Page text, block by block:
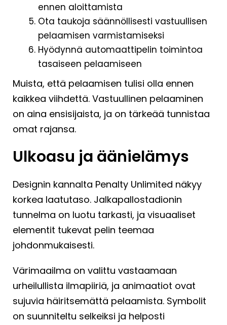
ennen aloittamista
Ota taukoja säännöllisesti vastuullisen
pelaamisen varmistamiseksi
Hyödynnä automaattipelin toimintoa
tasaiseen pelaamiseen
Muista, että pelaamisen tulisi olla ennen
kaikkea viihdettä. Vastuullinen pelaaminen
on aina ensisijaista, ja on tärkeää tunnistaa
omat rajansa.
Ulkoasu ja äänielämys
Designin kannalta Penalty Unlimited näkyy
korkea laatutaso. Jalkapallostadionin
tunnelma on luotu tarkasti, ja visuaaliset
elementit tukevat pelin teemaa
johdonmukaisesti.
Värimaailma on valittu vastaamaan
urheilullista ilmapiiriä, ja animaatiot ovat
sujuvia häiritsemättä pelaamista. Symbolit
on suunniteltu selkeiksi ja helposti